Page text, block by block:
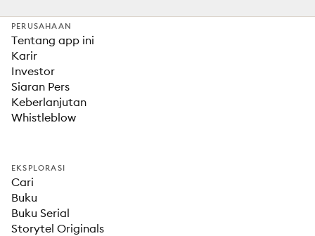
PERUSAHAAN
Tentang app ini
Karir
Investor
Siaran Pers
Keberlanjutan
Whistleblow
EKSPLORASI
Cari
Buku
Buku Serial
Storytel Originals